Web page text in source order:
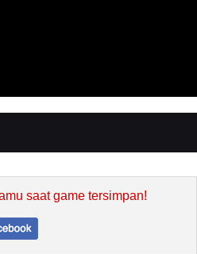
saat game tersimpan!